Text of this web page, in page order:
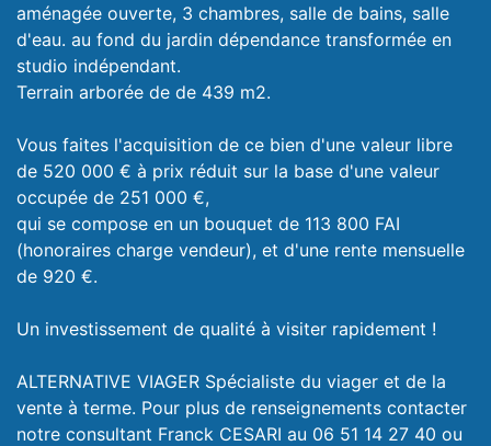
aménagée ouverte, 3 chambres, salle de bains, salle
d'eau. au fond du jardin dépendance transformée en
studio indépendant.
Terrain arborée de de 439 m2.
Vous faites l'acquisition de ce bien d'une valeur libre
de 520 000 € à prix réduit sur la base d'une valeur
occupée de 251 000 €,
qui se compose en un bouquet de 113 800 FAI
(honoraires charge vendeur), et d'une rente mensuelle
de 920 €.
Un investissement de qualité à visiter rapidement !
ALTERNATIVE VIAGER Spécialiste du viager et de la
vente à terme. Pour plus de renseignements contacter
notre consultant Franck CESARI au 06 51 14 27 40 ou